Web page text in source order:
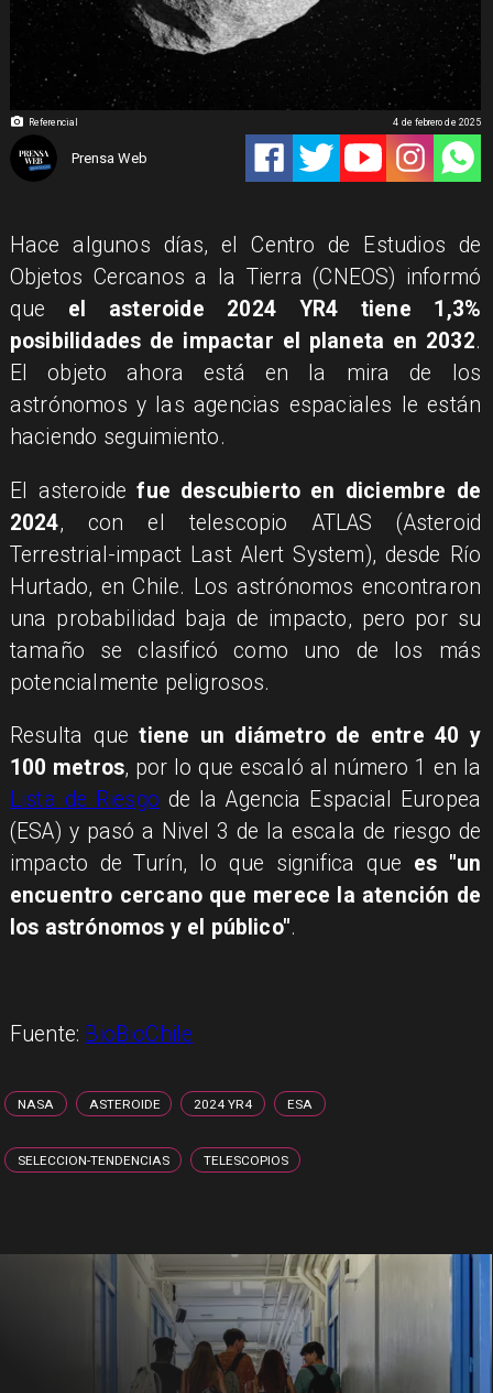
Referencial
Prensa Web
4 de febrero de 2025
Hace algunos días, el Centro de Estudios de
Objetos Cercanos a la Tierra (CNEOS) informó
que el asteroide 2024 YR4 tiene 1,3%
posibilidades de impactar el planeta en 2032.
El objeto ahora está en la mira de los
astrónomos y las agencias espaciales le están
haciendo seguimiento.
El asteroidefue descubierto en diciembre de
2024, con el telescopio ATLAS (Asteroid
Terrestrial-impact Last Alert System), desde Río
Hurtado, en Chile. Los astrónomosencontraron
una probabilidad baja de impacto, pero por su
tamaño se clasificó como uno de los más
potencialmente peligrosos.
Resulta quetiene un diámetro de entre 40 y
100 metros, por lo que escaló al número 1 en la
Lista de Riesgo de la Agencia Espacial Europea
(ESA) y pasó a Nivel 3 de la escala de riesgo de
impacto de Turín, lo que significa que es "un
encuentro cercano que merece la atención de
los astrónomos y el público".
Fuente: BioBioChile
NASA ASTEROIDE 2024 YR4 ESA
SELECCION-TENDENCIAS TELESCOPIOS